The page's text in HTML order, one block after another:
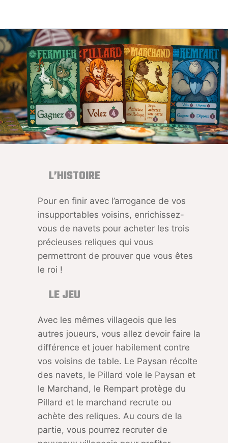
L’HISTOIRE
Pour en finir avec l’arrogance de vos
insupportables voisins, enrichissez-
vous de navets pour acheter les trois
précieuses reliques qui vous
permettront de prouver que vous êtes
le roi !
LE JEU
Avec les mêmes villageois que les
autres joueurs, vous allez devoir faire la
différence et jouer habilement contre
vos voisins de table. Le Paysan récolte
des navets, le Pillard vole le Paysan et
le Marchand, le Rempart protège du
Pillard et le marchand recrute ou
achète des reliques. Au cours de la
partie, vous pourrez recruter de